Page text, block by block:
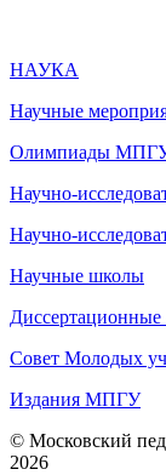
НАУКА
Научные
Олимпиады
Научно-
Научно-
Научные школы
Диссертационные
Совет Молодых
Издания МПГУ
© Московский
2026